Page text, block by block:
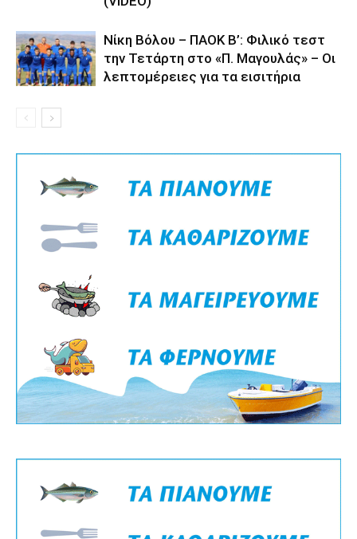
Νίκη Βόλου – ΠΑΟΚ Β’: Φιλικό τεστ
την Τετάρτη στο «Π. Μαγουλάς» – Οι
λεπτομέρειες για τα εισιτήρια